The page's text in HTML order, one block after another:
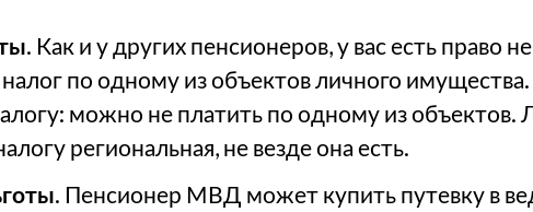
. Как и у других пенсионеров, у вас есть право
по одному из объектов личного имущества.
можно не платить по одному из объектов.
региональная, не везде она есть.
. Пенсионер МВД может купить путевку в